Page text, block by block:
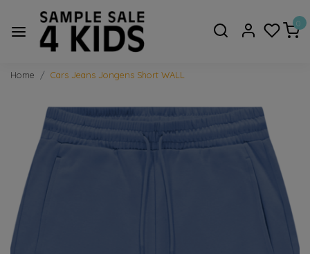
0
Home Cars Jeans Jongens Short WALL